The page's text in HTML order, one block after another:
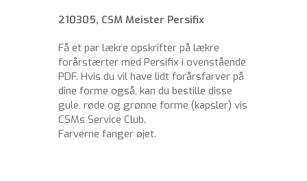
210305, CSM Meister Persifix
Få et par lækre opskrifter på lækre
forårstærter med Persifix i ovenstående
PDF. Hvis du vil have lidt forårsfarver på
dine forme også, kan du bestille disse
gule, røde og grønne forme (kapsler) vis
CSMs Service Club.
Farverne fanger øjet.